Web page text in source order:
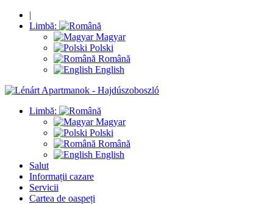
|
Limbă:
Magyar
Polski
Română
English
Limbă:
Magyar
Polski
Română
English
Salut
Informații cazare
Servicii
Cartea de oaspeți